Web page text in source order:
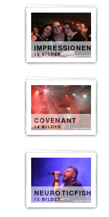
IMPRESSIONEN
15 BILDER
COVENANT
14 BILDER
NEUROTICFISH
12 BILDER